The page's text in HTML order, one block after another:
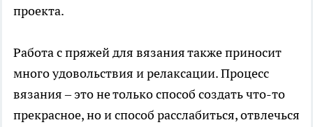
проекта.
Работа с пряжей для вязания также приносит
много удовольствия и релаксации. Процесс
вязания – это не только способ создать что-то
прекрасное, но и способ расслабиться, отвлечься